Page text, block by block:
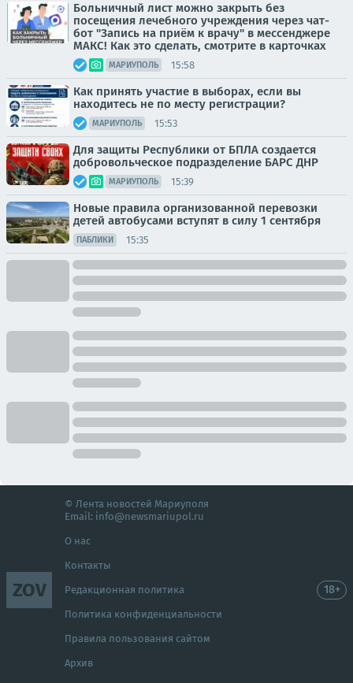
Больничный лист можно закрыть без
посещения лечебного учреждения через чат-
бот "Запись на приём к врачу" в мессенджере
МАКС! Как это сделать, смотрите в карточках
МАРИУПОЛЬ 15:58
Как принять участие в выборах, если вы
находитесь не по месту регистрации?
МАРИУПОЛЬ 15:53
Для защиты Республики от БПЛА создается
добровольческое подразделение БАРС ДНР
МАРИУПОЛЬ 15:39
Новые правила организованной перевозки
детей автобусами вступят в силу 1 сентября
ПАБЛИКИ 15:35
ZOV
© Лента новостей Мариуполя
Email: info@newsmariupol.ru
О нас
Контакты
Редакционная политика
Политика конфиденциальности
Правила пользования сайтом
Архив
18+